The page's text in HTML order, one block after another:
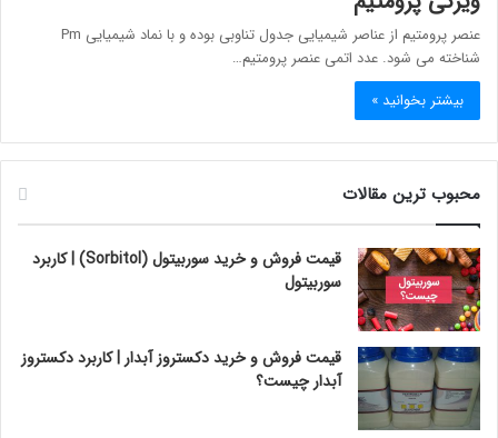
عنصر پرومتیم از عناصر شیمیایی جدول تناوبی بوده و با نماد شیمیایی Pm
شناخته می شود. عدد اتمی عنصر پرومتیم…
بیشتر بخوانید »
محبوب ترین مقالات
قیمت فروش و خرید سوربیتول (Sorbitol) | کاربرد
سوربیتول
قیمت فروش و خرید دکستروز آبدار | کاربرد دکستروز
آبدار چیست؟